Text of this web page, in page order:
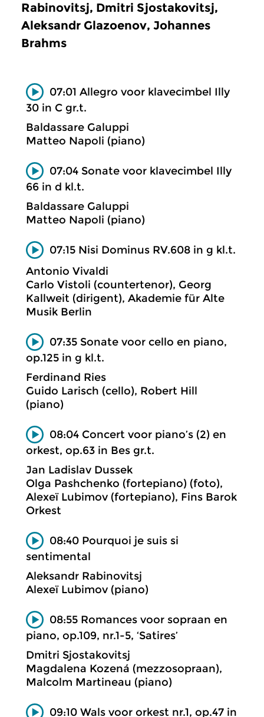
Rabinovitsj, Dmitri Sjostakovitsj,
Aleksandr Glazoenov, Johannes
Brahms
07:01 Allegro voor klavecimbel Illy
30 in C gr.t.
Baldassare Galuppi
Matteo Napoli (piano)
07:04 Sonate voor klavecimbel Illy
66 in d kl.t.
Baldassare Galuppi
Matteo Napoli (piano)
07:15 Nisi Dominus RV.608 in g kl.t.
Antonio Vivaldi
Carlo Vistoli (countertenor), Georg
Kallweit (dirigent), Akademie für Alte
Musik Berlin
07:35 Sonate voor cello en piano,
op.125 in g kl.t.
Ferdinand Ries
Guido Larisch (cello), Robert Hill
(piano)
08:04 Concert voor piano’s (2) en
orkest, op.63 in Bes gr.t.
Jan Ladislav Dussek
Olga Pashchenko (fortepiano) (foto),
Alexeï Lubimov (fortepiano), Fins Barok
Orkest
08:40 Pourquoi je suis si
sentimental
Aleksandr Rabinovitsj
Alexeï Lubimov (piano)
08:55 Romances voor sopraan en
piano, op.109, nr.1-5, ‘Satires’
Dmitri Sjostakovitsj
Magdalena Kozená (mezzosopraan),
Malcolm Martineau (piano)
09:10 Wals voor orkest nr.1, op.47 in